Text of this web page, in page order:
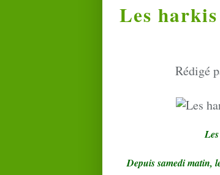
Les
Rédigé
Les
Depuis samedi matin,